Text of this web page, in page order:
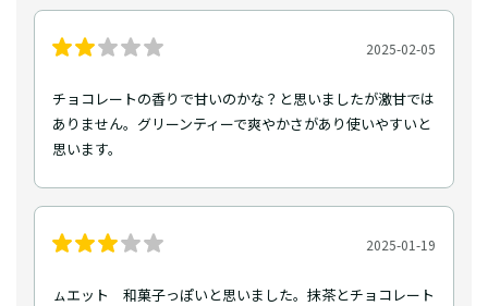
2025-02-05
チョコレートの香りで甘いのかな？と思いましたが激甘では
ありません。グリーンティーで爽やかさがあり使いやすいと
思います。
2025-01-19
ㇺエット 和菓子っぽいと思いました。抹茶とチョコレート